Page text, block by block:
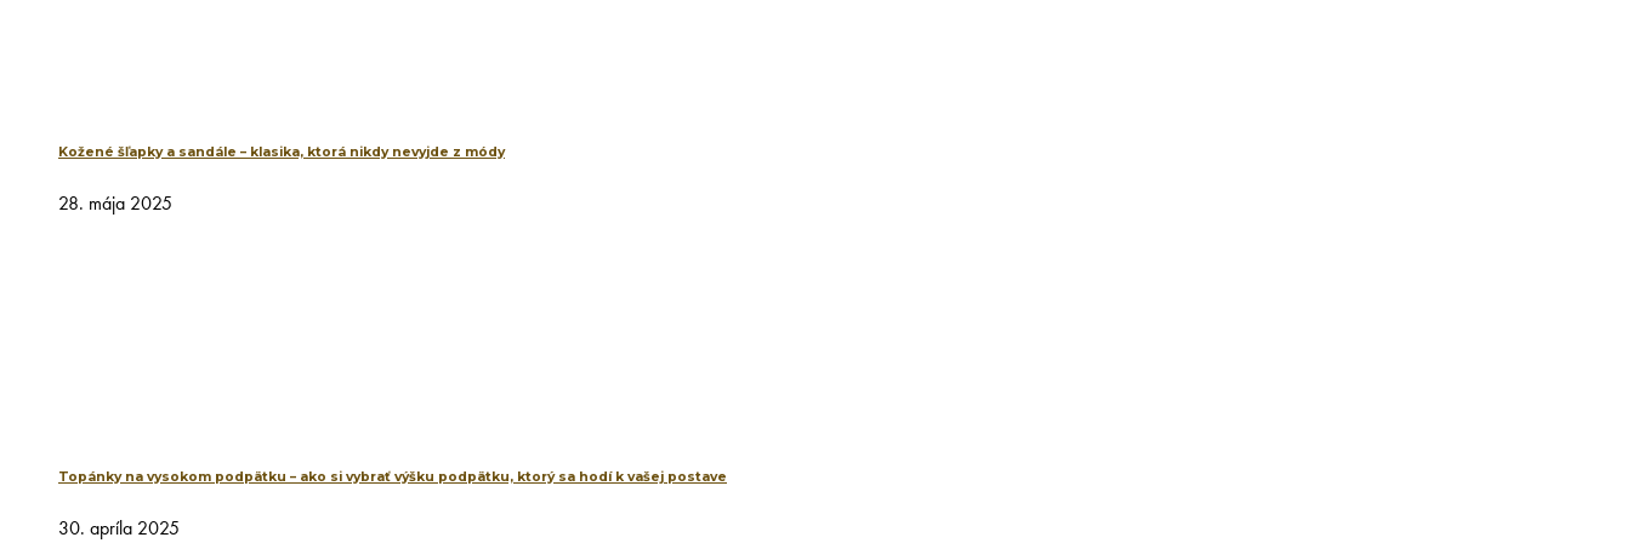
Kožené šľapky a sandále – klasika, ktorá nikdy nevyjde z módy
28. mája 2025
Topánky na vysokom podpätku – ako si vybrať výšku podpätku, ktorý sa hodí k vašej postave
30. apríla 2025